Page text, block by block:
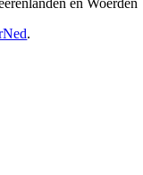
en Woerden
.